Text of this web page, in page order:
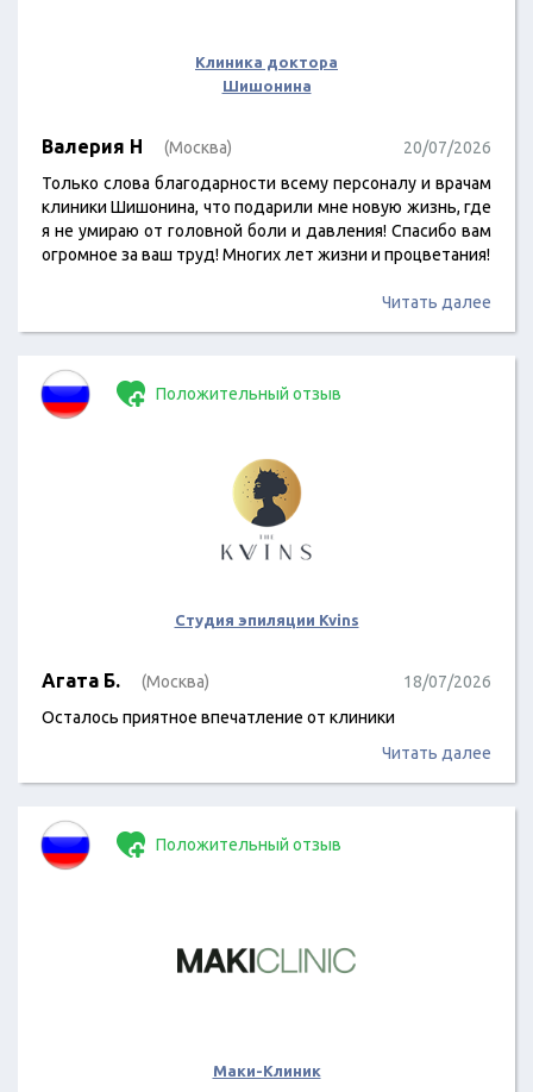
Клиника доктора
Шишонина
Валерия Н (Москва)
20/07/2026
Только слова благодарности всему персоналу и врачам
клиники Шишонина, что подарили мне новую жизнь, где
я не умираю от головной боли и давления! Спасибо вам
огромное за ваш труд! Многих лет жизни и процветания!
Читать далее
Положительный отзыв
Студия эпиляции Kvins
Агата Б. (Москва)
18/07/2026
Осталось приятное впечатление от клиники
Читать далее
Положительный отзыв
Маки-Клиник